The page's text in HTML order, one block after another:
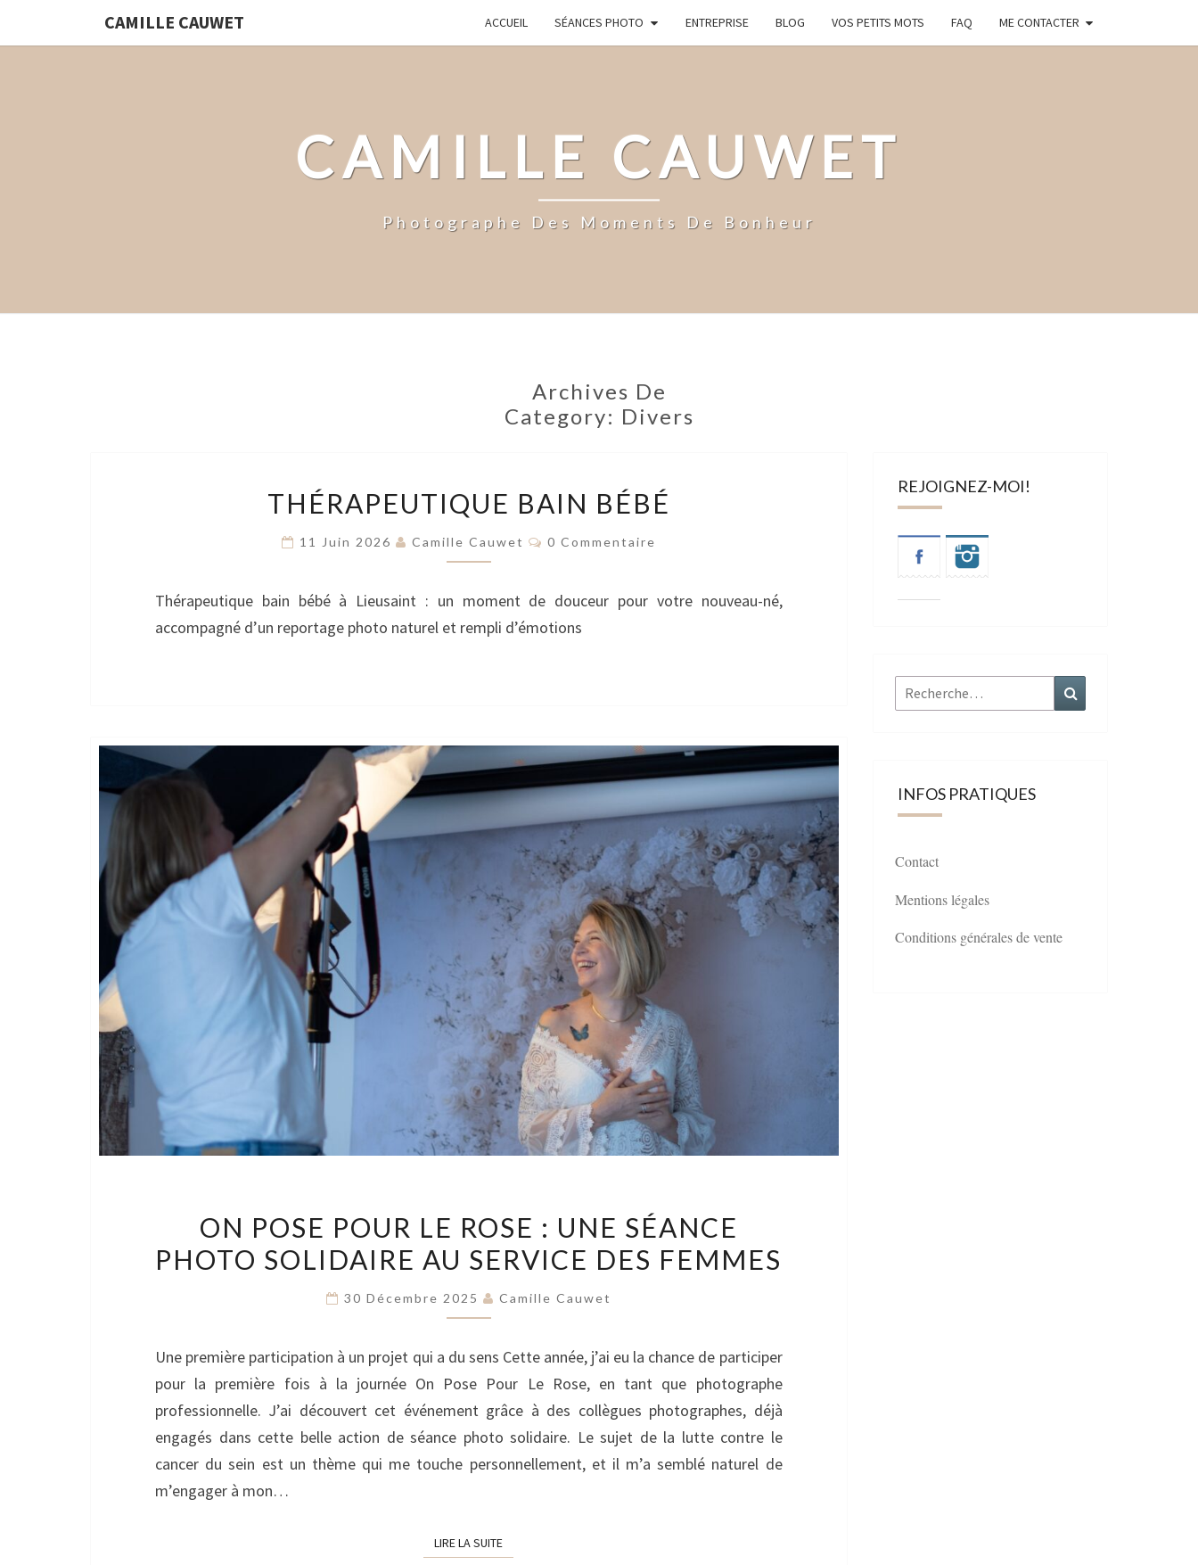
CAMILLE CAUWET ACCUEIL SÉANCES PHOTO ENTREPRISE BLOG VOS PETITS MOTS FAQ ME CONTACTER
CAMILLE CAUWET
Photographe Des Moments De Bonheur
Archives De
Category: Divers
BAIN
BÉBÉ
THÉRAPEUTIQUE BAIN BÉBÉ
11 Juin 2026 Camille Cauwet Commentaires
0 Commentaire
Thérapeutique bain bébé à Lieusaint : un moment de douceur pour votre nouveau-né,
accompagné d’un reportage photo naturel et rempli d’émotions
POSE
POUR
ROSE
UNE
SÉANCE
PHOTO
SOLIDAIRE
AU
FEMMES
ON POSE POUR LE ROSE : UNE SÉANCE
PHOTO SOLIDAIRE AU SERVICE DES FEMMES
30 Décembre 2025 Camille Cauwet
Une première participation à un projet qui a du sens Cette année, j’ai eu la chance de participer
pour la première fois à la journée On Pose Pour Le Rose, en tant que photographe
professionnelle. J’ai découvert cet événement grâce à des collègues photographes, déjà
engagés dans cette belle action de séance photo solidaire. Le sujet de la lutte contre le
cancer du sein est un thème qui me touche personnellement, et il m’a semblé naturel de
m’engager à mon…
LIRE LA SUITELIRE LA SUITE
REJOIGNEZ-MOI!
Rechercher :
INFOS PRATIQUES
Contact
Mentions légales
Conditions générales de vente